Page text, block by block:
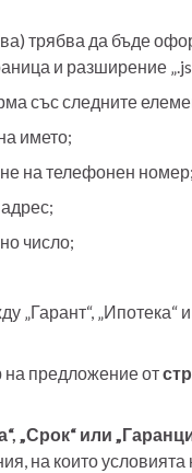
трябва да бъде
и разширение
със следните
името;
на телефонен номер;
число;
„Гарант“, „Ипотека“
предложение от
„Срок“ или
на които условията